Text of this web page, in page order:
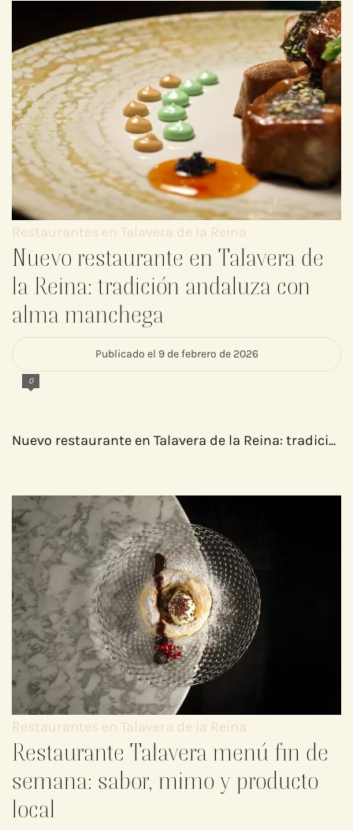
Restaurantes en Talavera de la Reina
Nuevo restaurante en Talavera de
la Reina: tradición andaluza con
alma manchega
Publicado el 9 de febrero de 2026
0
Nuevo restaurante en Talavera de la Reina: tradici...
Restaurantes en Talavera de la Reina
Restaurante Talavera menú fin de
semana: sabor, mimo y producto
local